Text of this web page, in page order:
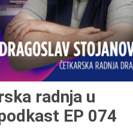
radnja u
EP 074